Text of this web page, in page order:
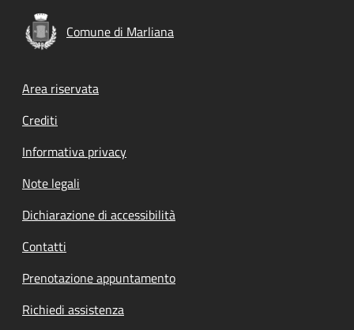
Comune di Marliana
Footer menu
Area riservata
Crediti
Informativa privacy
Note legali
Dichiarazione di accessibilità
Contatti
Prenotazione appuntamento
Richiedi assistenza